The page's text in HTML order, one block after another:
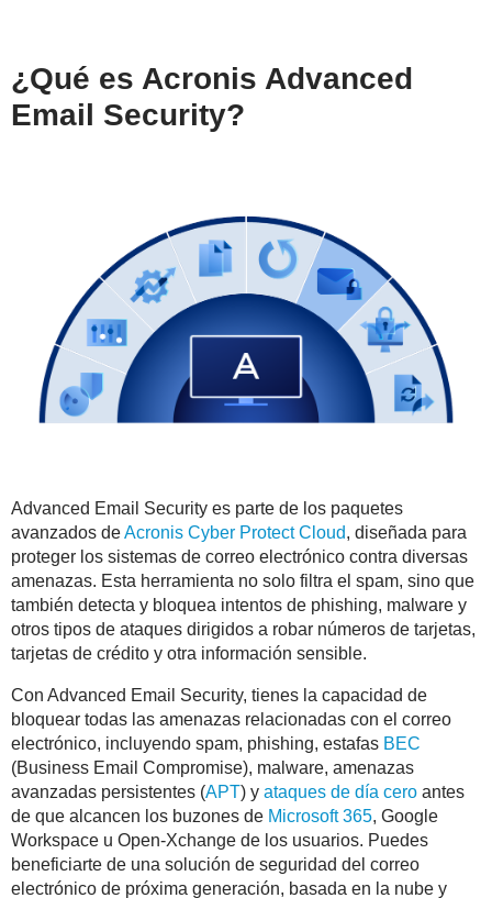
¿Qué es Acronis Advanced
Email Security?
Advanced Email Security es parte de los paquetes
avanzados deAcronis Cyber Protect Cloud, diseñada para
proteger los sistemas de correo electrónico contra diversas
amenazas. Esta herramienta no solo filtra el spam, sino que
también detecta y bloquea intentos de phishing, malware y
otros tipos de ataques dirigidos a robar números de tarjetas,
tarjetas de crédito y otra información sensible.
Con Advanced Email Security, tienes la capacidad de
bloquear todas las amenazas relacionadas con el correo
electrónico, incluyendo spam, phishing, estafas BEC
(Business Email Compromise), malware, amenazas
avanzadas persistentes (APT) y ataques de día cero antes
de que alcancen los buzones de Microsoft 365, Google
Workspace u Open-Xchange de los usuarios. Puedes
beneficiarte de una solución de seguridad del correo
electrónico de próxima generación, basada en la nube y